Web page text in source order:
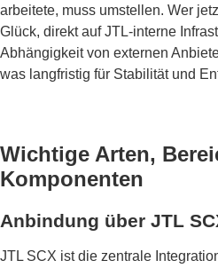
arbeitete, muss umstellen. Wer
Glück, direkt auf JTL-interne
Abhängigkeit von externen
was langfristig für Stabilität und
Wichtige Arten,
Komponenten
Anbindung über JTL
JTL SCX ist die zentrale